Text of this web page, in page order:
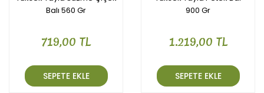
Balı 560 Gr
719,00 TL
SEPETE EKLE
900 Gr
1.219,00 TL
SEPETE EKLE